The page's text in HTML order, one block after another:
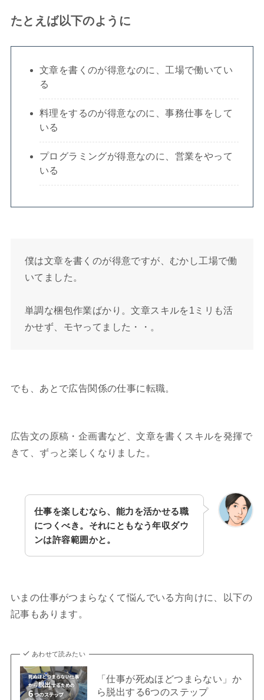
たとえば以下のように
文章を書くのが得意なのに、工場で働いてい
る
料理をするのが得意なのに、事務仕事をして
いる
プログラミングが得意なのに、営業をやって
いる
僕は文章を書くのが得意ですが、むかし工場で働
いてました。
単調な梱包作業ばかり。文章スキルを1ミリも活
かせず、モヤってました・・。
でも、あとで広告関係の仕事に転職。
広告文の原稿・企画書など、文章を書くスキルを発揮で
きて、ずっと楽しくなりました。
仕事を楽しむなら、能力を活かせる職
につくべき。それにともなう年収ダウ
ンは許容範囲かと。
いまの仕事がつまらなくて悩んでいる方向けに、以下の
記事もあります。
あわせて読みたい
「仕事が死ぬほどつまらない」か
ら脱出する6つのステップ